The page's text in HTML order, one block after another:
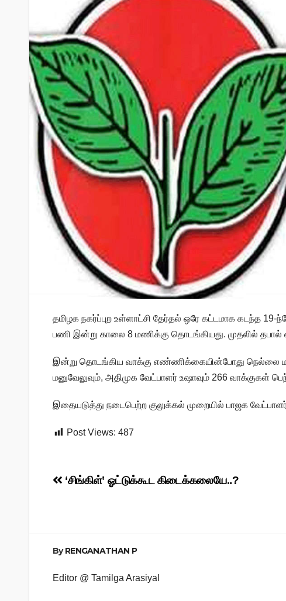
தமிழக நகர்ப்புற உள்ளாட்சி தேர்தல் ஒரே கட்டமாக கடந்த
பணி இன்று காலை 8 மணிக்கு தொடங்கியது. முதலில்
இன்று தொடங்கிய வாக்கு எண்ணிக்கையின்போது நெல்லை
மனுவேலுவும், அதிமுக வேட்பாளர் உஷாவும் 266 வாக்குகள்
இதையடுத்து நடைபெற்ற குலுக்கல் முறையில் பாஜக
Post Views: 487
Post
‘சிங்கிள்’ ஓட்டுக்கூட கிடைக்கலையே..?
ByRENGANATHAN P
Editor @ Tamilga Arasiyal